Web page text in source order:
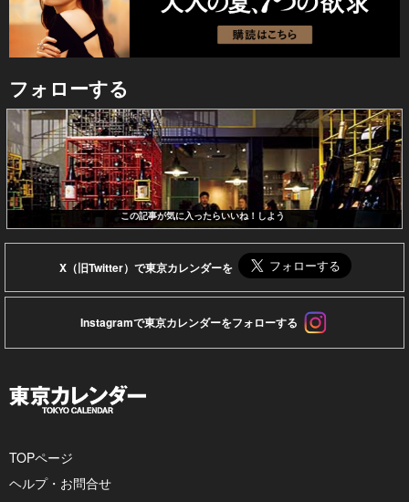
フォローする
この記事が気に入ったらいいね！しよう
X（旧Twitter）で東京カレンダーを
Instagramで東京カレンダーをフォローする
TOPページ
ヘルプ・お問合せ